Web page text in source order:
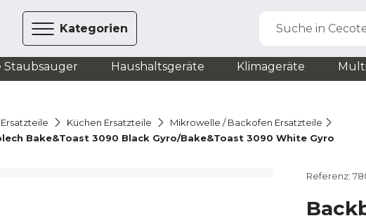
Kategorien Suche in
Staubsauger Haushaltsgeräte Klimageräte
Ersatzteile Küchen Ersatzteile
Mikrowelle / Backofen Ersatzteile
Bake&Toast 3090 Black Gyro/Bake&Toast 3090 White Gyro
Referenz: